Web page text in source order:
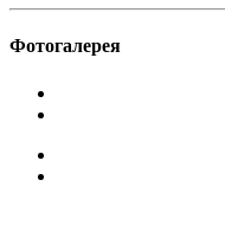
Фотогалерея